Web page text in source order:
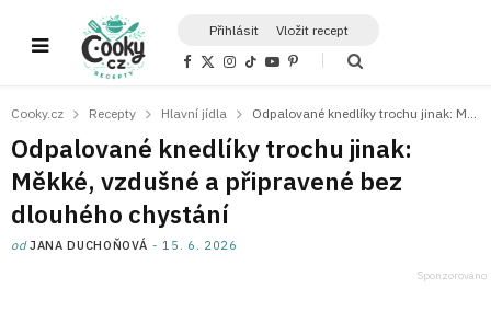
Přihlásit Vložit recept
F
b
o
k
X
i
e
r
)
I
a
r
a
m
T
o
Y
u
e
P
e
e
s
t
Cooky.cz Recepty Hlavní jídla
Odpalované knedlíky trochu jinak:
Měkké, vzdušné a připravené bez
dlouhého chystání
odJANA DUCHOŇOVÁ 15. 6. 2026